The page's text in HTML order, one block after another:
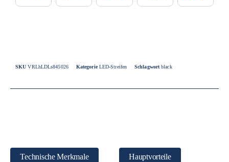
SKUVRLhLDLs845026 Kategorie LED-Streifen Schlagwort black
Technische Merkmale Hauptvorteile